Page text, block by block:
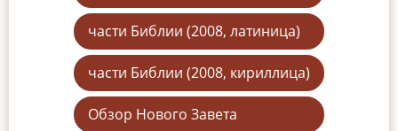
части Библии (2008, латиница)
части Библии (2008, кириллица)
Обзор Нового Завета